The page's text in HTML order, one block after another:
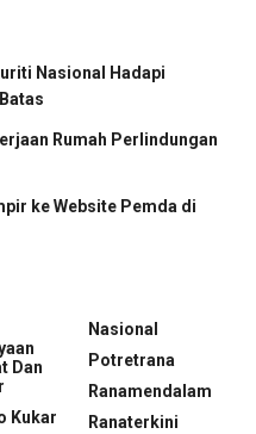
Nasional Hadapi
Rumah Perlindungan
ke Website Pemda di
Dan
Kukar
Nasional
Potretrana
Ranamendalam
Ranaterkini